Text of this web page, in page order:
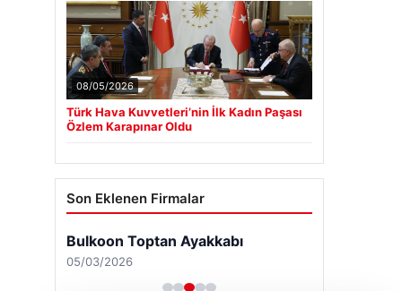
08/05/2026
Türk Hava Kuvvetleri’nin İlk Kadın Paşası
Özlem Karapınar Oldu
Son Eklenen Firmalar
Bulkoon Toptan Ayakkabı
05/03/2026